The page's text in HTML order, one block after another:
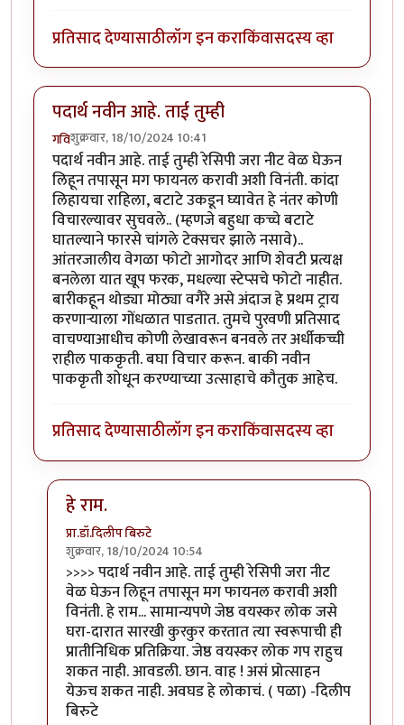
प्रतिसाद देण्यासाठीलॉग इन कराकिंवासदस्य व्हा
पदार्थ नवीन आहे. ताई तुम्ही
गविशुक्रवार, 18/10/2024 10:41
पदार्थ नवीन आहे. ताई तुम्ही रेसिपी जरा नीट वेळ घेऊन
लिहून तपासून मग फायनल करावी अशी विनंती. कांदा
लिहायचा राहिला, बटाटे उकडून घ्यावेत हे नंतर कोणी
विचारल्यावर सुचवले.. (म्हणजे बहुधा कच्चे बटाटे
घातल्याने फारसे चांगले टेक्सचर झाले नसावे)..
आंतरजालीय वेगळा फोटो आगोदर आणि शेवटी प्रत्यक्ष
बनलेला यात खूप फरक, मधल्या स्टेप्सचे फोटो नाहीत.
बारीकहून थोड्या मोठ्या वगैरे असे अंदाज हे प्रथम ट्राय
करणाऱ्याला गोंधळात पाडतात. तुमचे पुरवणी प्रतिसाद
वाचण्याआधीच कोणी लेखावरून बनवले तर अर्धीकच्ची
राहील पाककृती. बघा विचार करून. बाकी नवीन
पाककृती शोधून करण्याच्या उत्साहाचे कौतुक आहेच.
प्रतिसाद देण्यासाठीलॉग इन कराकिंवासदस्य व्हा
हे राम.
प्रा.डॉ.दिलीप बिरुटे
शुक्रवार, 18/10/2024 10:54
In reply toपदार्थ नवीन आहे. ताई तुम्हीbyगवि
>>>> पदार्थ नवीन आहे. ताई तुम्ही रेसिपी जरा नीट
वेळ घेऊन लिहून तपासून मग फायनल करावी अशी
विनंती. हे राम... सामान्यपणे जेष्ठ वयस्कर लोक जसे
घरा-दारात सारखी कुरकुर करतात त्या स्वरूपाची ही
प्रातीनिधिक प्रतिक्रिया. जेष्ठ वयस्कर लोक गप राहुच
शकत नाही. आवडली. छान. वाह ! असं प्रोत्साहन
येऊच शकत नाही. अवघड हे लोकाचं. ( पळा) -दिलीप
बिरुटे